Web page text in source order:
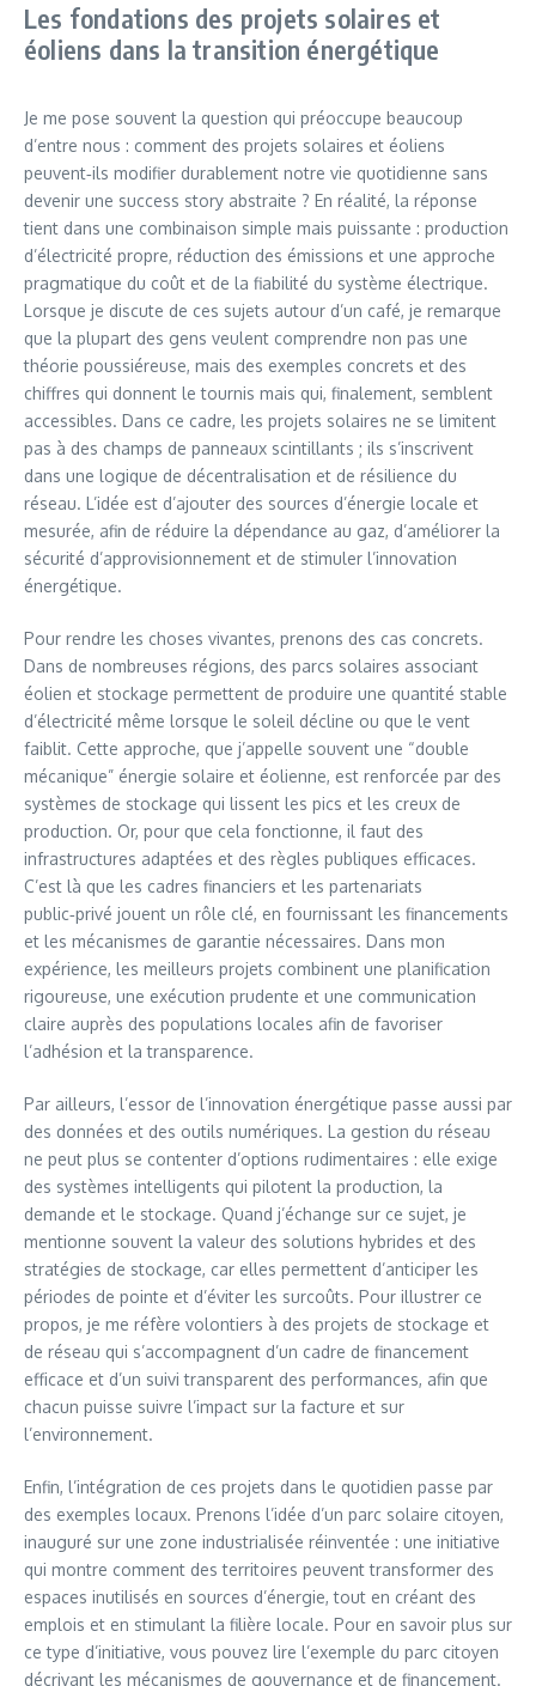
Les fondations des projets solaires et
éoliens dans la transition énergétique
Je me pose souvent la question qui préoccupe beaucoup
d’entre nous : comment des projets solaires et éoliens
peuvent‑ils modifier durablement notre vie quotidienne sans
devenir une success story abstraite ? En réalité, la réponse
tient dans une combinaison simple mais puissante : production
d’électricité propre, réduction des émissions et une approche
pragmatique du coût et de la fiabilité du système électrique.
Lorsque je discute de ces sujets autour d’un café, je remarque
que la plupart des gens veulent comprendre non pas une
théorie poussiéreuse, mais des exemples concrets et des
chiffres qui donnent le tournis mais qui, finalement, semblent
accessibles. Dans ce cadre, les projets solaires ne se limitent
pas à des champs de panneaux scintillants ; ils s’inscrivent
dans une logique de décentralisation et de résilience du
réseau. L’idée est d’ajouter des sources d’énergie locale et
mesurée, afin de réduire la dépendance au gaz, d’améliorer la
sécurité d’approvisionnement et de stimuler l’innovation
énergétique.
Pour rendre les choses vivantes, prenons des cas concrets.
Dans de nombreuses régions, des parcs solaires associant
éolien et stockage permettent de produire une quantité stable
d’électricité même lorsque le soleil décline ou que le vent
faiblit. Cette approche, que j’appelle souvent une “double
mécanique” énergie solaire et éolienne, est renforcée par des
systèmes de stockage qui lissent les pics et les creux de
production. Or, pour que cela fonctionne, il faut des
infrastructures adaptées et des règles publiques efficaces.
C’est là que les cadres financiers et les partenariats
public‑privé jouent un rôle clé, en fournissant les financements
et les mécanismes de garantie nécessaires. Dans mon
expérience, les meilleurs projets combinent une planification
rigoureuse, une exécution prudente et une communication
claire auprès des populations locales afin de favoriser
l’adhésion et la transparence.
Par ailleurs, l’essor de l’innovation énergétique passe aussi par
des données et des outils numériques. La gestion du réseau
ne peut plus se contenter d’options rudimentaires : elle exige
des systèmes intelligents qui pilotent la production, la
demande et le stockage. Quand j’échange sur ce sujet, je
mentionne souvent la valeur des solutions hybrides et des
stratégies de stockage, car elles permettent d’anticiper les
périodes de pointe et d’éviter les surcoûts. Pour illustrer ce
propos, je me réfère volontiers à des projets de stockage et
de réseau qui s’accompagnent d’un cadre de financement
efficace et d’un suivi transparent des performances, afin que
chacun puisse suivre l’impact sur la facture et sur
l’environnement.
Enfin, l’intégration de ces projets dans le quotidien passe par
des exemples locaux. Prenons l’idée d’un parc solaire citoyen,
inauguré sur une zone industrialisée réinventée : une initiative
qui montre comment des territoires peuvent transformer des
espaces inutilisés en sources d’énergie, tout en créant des
emplois et en stimulant la filière locale. Pour en savoir plus sur
ce type d’initiative, vous pouvez lire l’exemple du parc citoyen
décrivant les mécanismes de gouvernance et de financement.